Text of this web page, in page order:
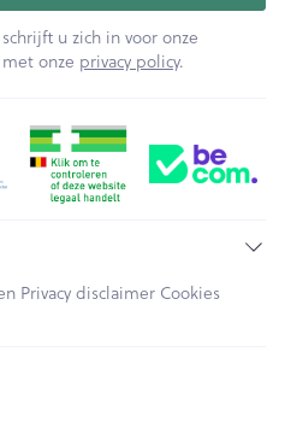
u zich in voor onze
onze privacy policy.
Privacy disclaimer Cookies